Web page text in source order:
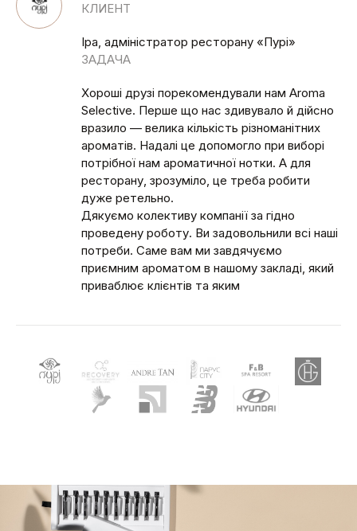
КЛИЕНТ
Іра, адміністратор ресторану «Пурі»
ЗАДАЧА
Хороші друзі порекомендували нам Aroma
Selective. Перше що нас здивувало й дійсно
вразило — велика кількість різноманітних
ароматів. Надалі це допомогло при виборі
потрібної нам ароматичної нотки. А для
ресторану, зрозуміло, це треба робити
дуже ретельно.
Дякуємо колективу компанії за гідно
проведену роботу. Ви задовольнили всі наші
потреби. Саме вам ми завдячуємо
приємним ароматом в нашому закладі, який
приваблює клієнтів та яким
Читать дальше